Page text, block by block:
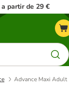
a partir de 29 €
Advance Maxi Adult